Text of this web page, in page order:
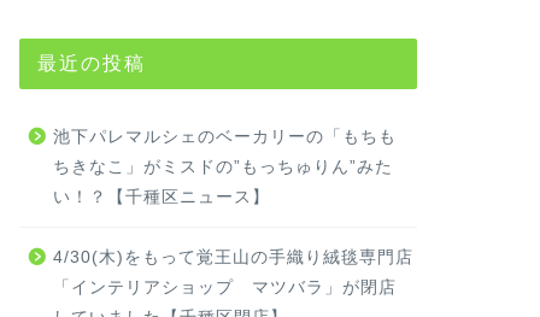
最近の投稿
池下パレマルシェのベーカリーの「もちも
ちきなこ」がミスドの”もっちゅりん”みた
い！？【千種区ニュース】
4/30(木)をもって覚王山の手織り絨毯専門店
「インテリアショップ マツバラ」が閉店